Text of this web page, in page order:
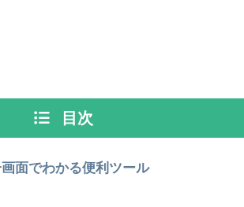
目次
面でわかる便利ツール